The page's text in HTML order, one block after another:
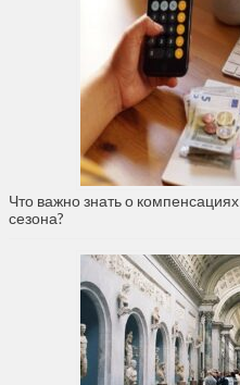
Что важно знать о
сезона?